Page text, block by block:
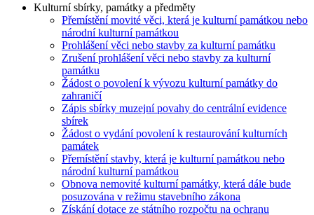
Kulturní sbírky, památky a předměty
Přemístění movité věci, která je kulturní památkou nebo
národní kulturní památkou
Prohlášení věci nebo stavby za kulturní památku
Zrušení prohlášení věci nebo stavby za kulturní
památku
Žádost o povolení k vývozu kulturní památky do
zahraničí
Zápis sbírky muzejní povahy do centrální evidence
sbírek
Žádost o vydání povolení k restaurování kulturních
památek
Přemístění stavby, která je kulturní památkou nebo
národní kulturní památkou
Obnova nemovité kulturní památky, která dále bude
posuzována v režimu stavebního zákona
Získání dotace ze státního rozpočtu na ochranu